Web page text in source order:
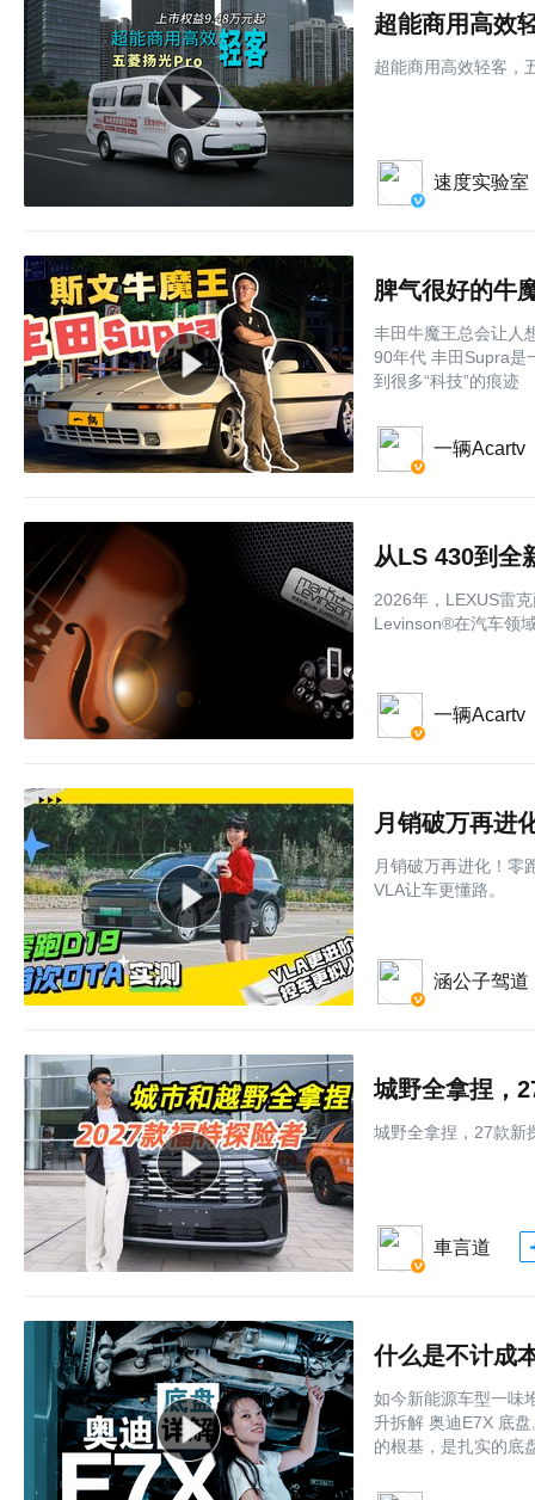
超能商用高效
超能商用高效轻客，
速度实验室
脾气很好的牛
丰田牛魔王总会让人
90年代 丰田Supra是
到很多“科技”的痕迹
一辆Acartv
从LS 430到全
2026年，LEXUS雷
Levinson®在汽车领
一辆Acartv
月销破万再进化！零
VLA让车更懂路。
涵公子驾道
城野全拿捏，
城野全拿捏，27款新
車言道
什么是不计成
如今新能源车型一味
升拆解 奥迪E7X 底
的根基，是扎实的底